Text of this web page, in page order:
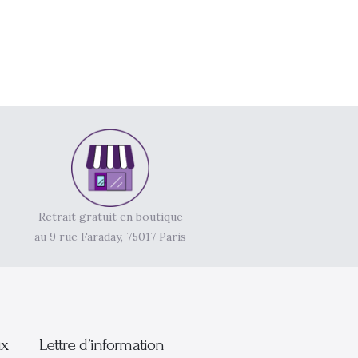
Retrait gratuit en boutique
au 9 rue Faraday, 75017 Paris
Lettre d’information